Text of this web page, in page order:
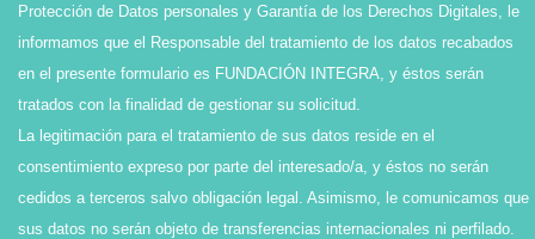
Protección de Datos personales y Garantía de los Derechos Digitales, le
informamos que el Responsable del tratamiento de los datos recabados
en el presente formulario es FUNDACIÓN INTEGRA, y éstos serán
tratados con la finalidad de gestionar su solicitud.
La legitimación para el tratamiento de sus datos reside en el
consentimiento expreso por parte del interesado/a, y éstos no serán
cedidos a terceros salvo obligación legal. Asimismo, le comunicamos que
sus datos no serán objeto de transferencias internacionales ni perfilado.